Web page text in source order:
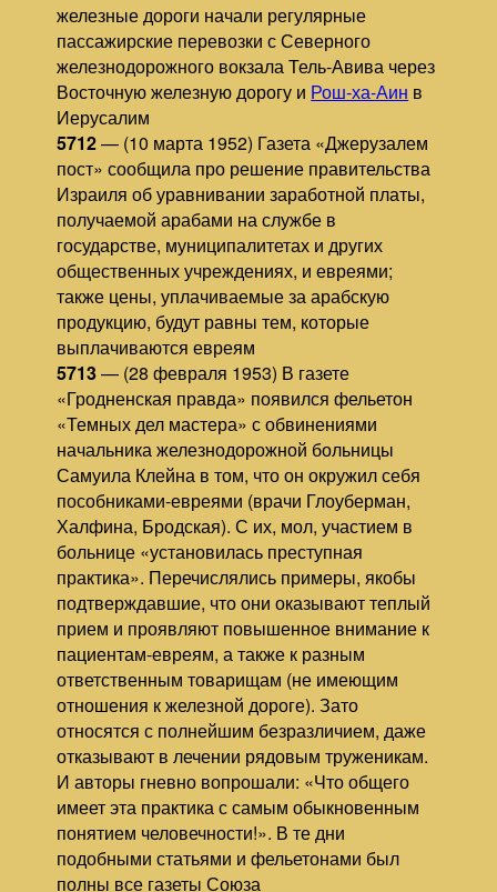
железные дороги начали регулярные
пассажирские перевозки с Северного
железнодорожного вокзала Тель-Авива через
Восточную железную дорогу и Рош-ха-Аин в
Иерусалим
5712— (10 марта 1952) Газета «Джерузалем
пост» сообщила про решение правительства
Израиля об уравнивании заработной платы,
получаемой арабами на службе в
государстве, муниципалитетах и других
общественных учреждениях, и евреями;
также цены, уплачиваемые за арабскую
продукцию, будут равны тем, которые
выплачиваются евреям
5713— (28 февраля 1953) В газете
«Гродненская правда» появился фельетон
«Темных дел мастера» с обвинениями
начальника железнодорожной больницы
Самуила Клейна в том, что он окружил себя
пособниками-евреями (врачи Глоуберман,
Халфина, Бродская). С их, мол, участием в
больнице «установилась преступная
практика». Перечислялись примеры, якобы
подтверждавшие, что они оказывают теплый
прием и проявляют повышенное внимание к
пациентам-евреям, а также к разным
ответственным товарищам (не имеющим
отношения к железной дороге). Зато
относятся с полнейшим безразличием, даже
отказывают в лечении рядовым труженикам.
И авторы гневно вопрошали: «Что общего
имеет эта практика с самым обыкновенным
понятием человечности!». В те дни
подобными статьями и фельетонами был
полны все газеты Союза